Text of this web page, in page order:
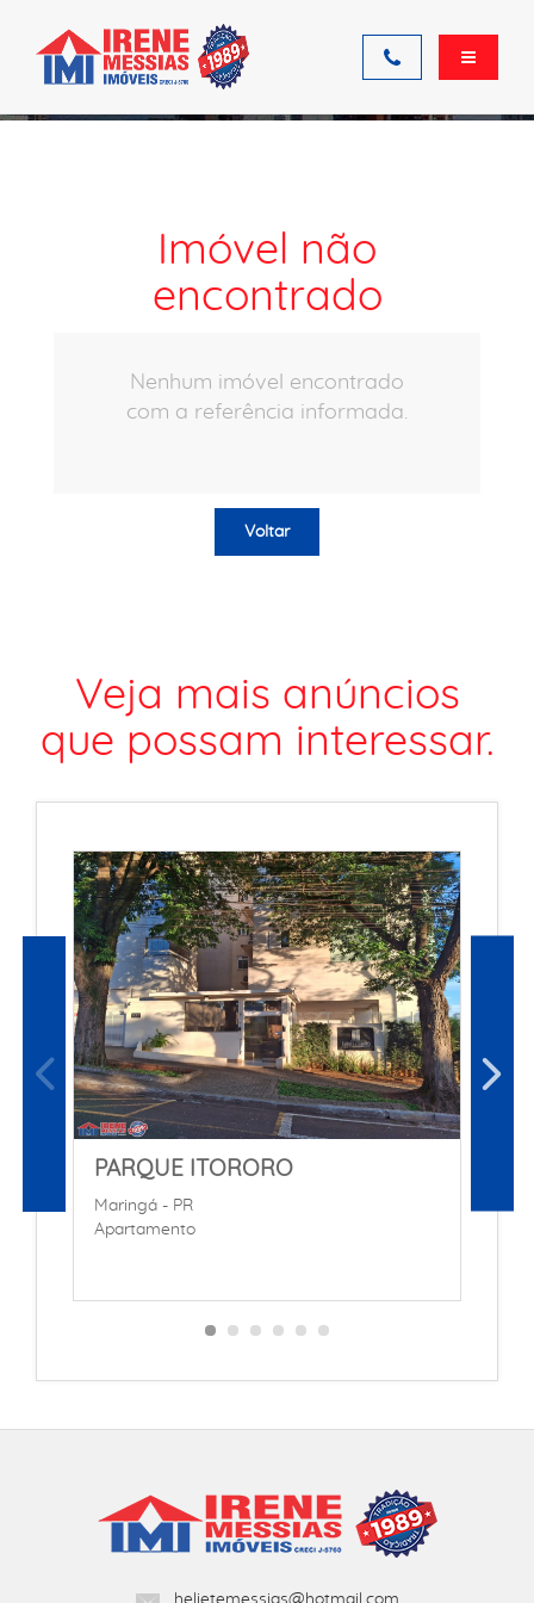
Ficha do imóvel
Imóvel não
encontrado
Nenhum imóvel encontrado
com a referência informada.
Voltar
Veja mais anúncios
que possam interessar.
PARQUE ITORORO
Maringá - PR
Apartamento
helietemessias@hotmail.com